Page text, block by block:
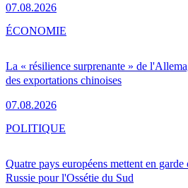
07.08.2026
La « résilience surprenante » de
des exportations chinoises
07.08.2026
ÉCONOMIE
Quatre pays européens mettent en
Russie pour l'Ossétie du Sud
POLITIQUE